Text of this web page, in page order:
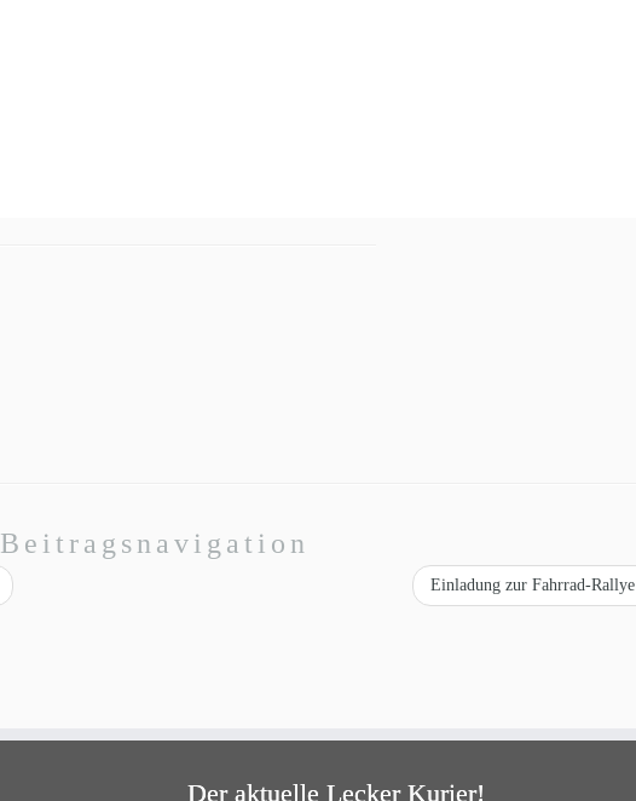
Beitragsnavigation
Einladung zur Fahrrad-Rallye
Der aktuelle Lecker Kurier!